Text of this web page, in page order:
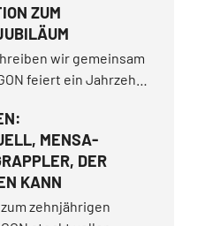
ZUM
wir gemeinsam
feiert ein Jahrzehnt
in denen wir unserer
haben.
MENSA-
DER
KANN
zehnjährigen